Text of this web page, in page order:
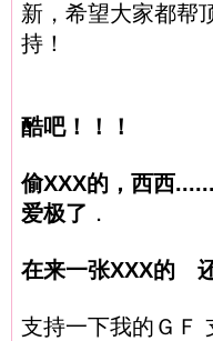
新，希望大家都帮
持！
酷吧！！！
偷XXX的，西西......
爱极了 ．
在来一张XXX的
支持一下我的ＧＦ